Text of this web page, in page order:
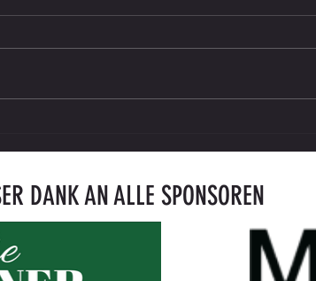
DANK AN ALLE SPONSOREN